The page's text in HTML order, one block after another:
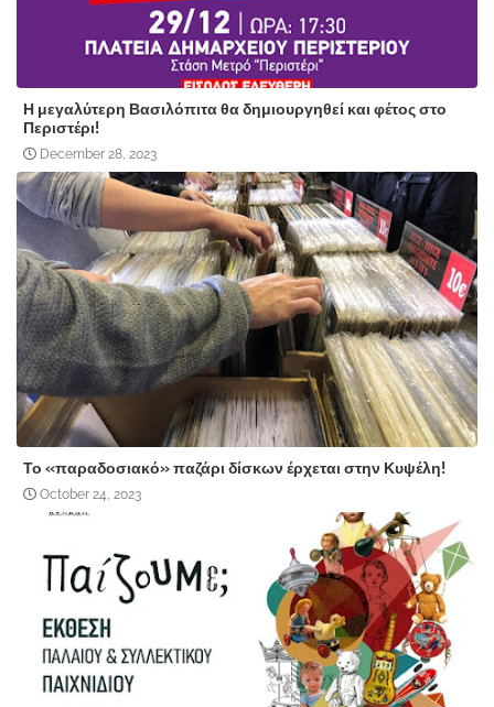
Η μεγαλύτερη Βασιλόπιτα θα δημιουργηθεί και φέτος στο
Περιστέρι!
December 28, 2023
Το «παραδοσιακό» παζάρι δίσκων έρχεται στην Κυψέλη!
October 24, 2023